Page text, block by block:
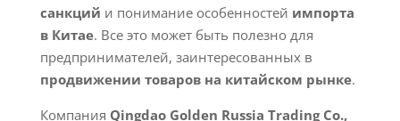
санкций и понимание особенностей импорта
в Китае. Все это может быть полезно для
предпринимателей, заинтересованных в
продвижении товаров на китайском рынке.
Компания Qingdao Golden Russia Trading Co.,